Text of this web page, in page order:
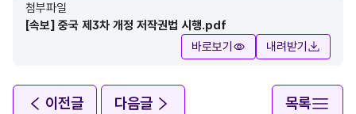
첨부파일
[속보] 중국 제3차 개정 저작권법 시행.pdf
바로보기
내려받기
이전글 다음글 목록